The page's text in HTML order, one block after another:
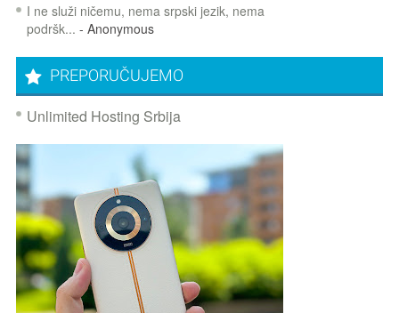
I ne služi ničemu, nema srpski jezik, nema
podršk... - Anonymous
PREPORUČUJEMO
Unlimited Hosting Srbija